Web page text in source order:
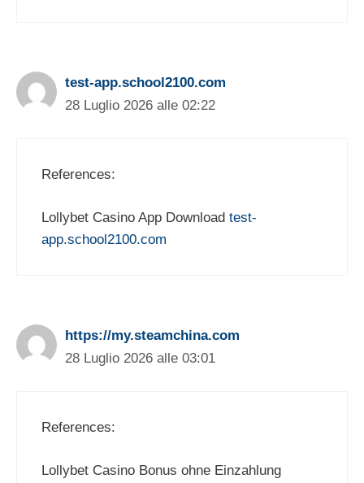
test-app.school2100.com
28 Luglio 2026 alle 02:22
References:
Lollybet Casino App Download test-
app.school2100.com
https://my.steamchina.com
28 Luglio 2026 alle 03:01
References:
Lollybet Casino Bonus ohne Einzahlung